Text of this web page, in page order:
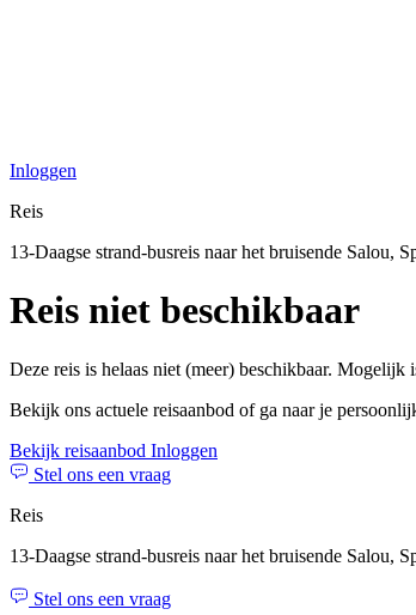
Inloggen
Reis
13-Daagse strand-busreis naar het bruisende Salou,
Reis niet beschikbaar
Deze reis is helaas niet (meer) beschikbaar. Mogelijk
Bekijk ons actuele reisaanbod of ga naar je
Bekijk reisaanbod Inloggen
Stel ons een vraag
Reis
13-Daagse strand-busreis naar het bruisende Salou,
Stel ons een vraag